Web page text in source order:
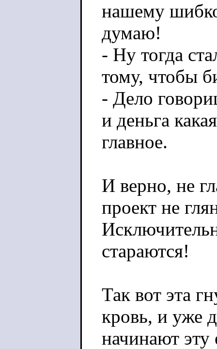
нашему шибко
думаю!
- Ну тогда
тому, чтобы
- Дело
и деньга
главное.
И верно, не
проект не
стараются!
Так вот эта
кровь, и уже
начинают эту